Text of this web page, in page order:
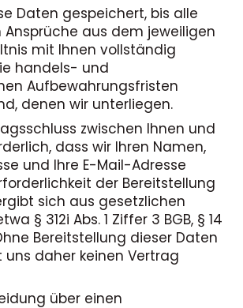
Daten gespeichert, bis alle
aus dem jeweiligen
mit Ihnen vollständig
handels- und
Aufbewahrungsfristen
denen wir unterliegen.
zwischen Ihnen und
dass wir Ihren Namen,
und Ihre E-Mail-Adresse
der Bereitstellung
sich aus gesetzlichen
§ 312i Abs. 1 Ziffer 3 BGB, § 14
Bereitstellung dieser Daten
uns daher keinen Vertrag
über einen